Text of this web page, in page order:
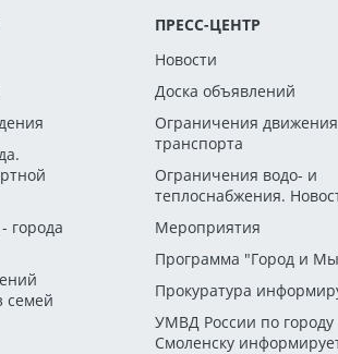
города
семей
ПРЕСС-ЦЕНТР
Новости
Доска объявлений
Ограничения движения
транспорта
Ограничения водо- и
теплоснабжения.
Мероприятия
Программа "Город и
Прокуратура
УМВД России по городу
Смоленску